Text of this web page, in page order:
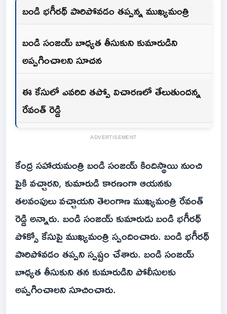
బండి భగీరథ్ పారిపోవడం తప్పన్న ముఖ్యమంత్రి
బండి సంజయ్ బాధ్యత తీసుకుని కుమారుడిని
అప్పగించాలని సూచన
ఈ కేసులో ఎవరిది తప్పో విచారణలో తేలుతుందన్న
రేవంత్ రెడ్డి
ADVERTISEMENT
కేంద్ర సహాయమంత్రి బండి సంజయ్ కిందిస్థాయి నుంచి
పైకి వచ్చారని, కుమారుడి కారణంగా ఆయనకు
తలవంపులు వచ్చాయని తెలంగాణ ముఖ్యమంత్రి రేవంత్
రెడ్డి అన్నారు. బండి సంజయ్ కుమారుడు బండి భగీరథ్
పోక్సో కేసుపై ముఖ్యమంత్రి స్పందించారు. బండి భగీరథ్
పారిపోవడం తప్పని స్పష్టం చేశారు. బండి సంజయ్
బాధ్యత తీసుకుని తన కుమారుడిని పోలీసులకు
అప్పగించాలని సూచించారు.